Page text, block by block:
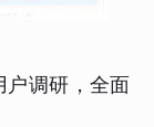
户调研，全面